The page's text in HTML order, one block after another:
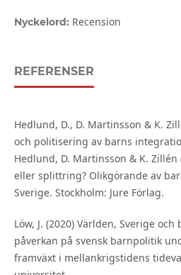
Nyckelord: Recension
REFERENSER
Hedlund, D., D. Martinsson & K.
och politisering av barns
Hedlund, D. Martinsson & K.
eller splittring? Olikgörande av
Sverige. Stockholm: Jure Förlag.
Löw, J. (2020) Världen, Sverige
påverkan på svensk barnpolitik
framväxt i mellankrigstidens